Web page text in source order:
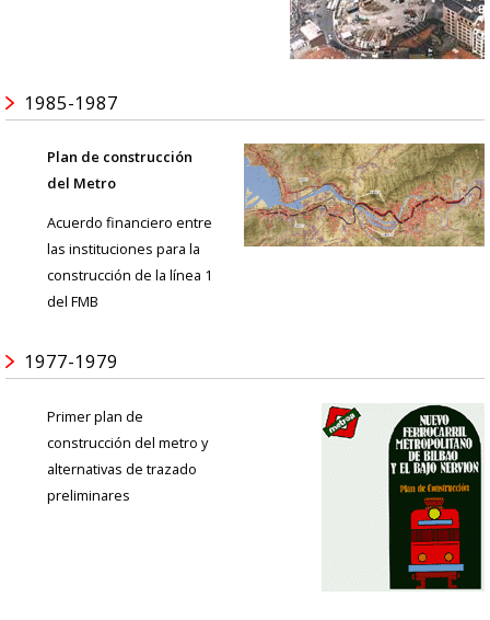
1985-1987
Plan de construcción
del Metro
Acuerdo financiero entre
las instituciones para la
construcción de la línea 1
del FMB
1977-1979
Primer plan de
construcción del metro y
alternativas de trazado
preliminares